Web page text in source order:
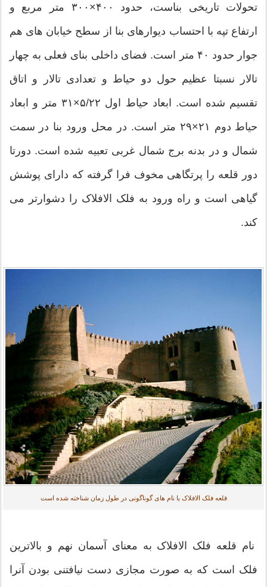
تحولات تاریخی بناست، حدود ۴۰۰×۳۰۰ متر مربع و
ارتفاع تپه با احتساب دیوارهای بنا از سطح خیابان های هم
جوار حدود ۴۰ متر است. فضای داخلی بنای فعلی به چهار
تالار نسبتا عظیم حول دو حیاط و تعدادی تالار و اتاق
تقسيم شده است. ابعاد حیاط اول ۵/۲۲×۳۱ متر و ابعاد
حیاط دوم ۲۱×۲۹ متر است. در محل ورود بنا در سمت
شمال و در بدنه برج شمال غربی تعبیه شده است. دورتا
دور قلعه را پرتگاهی مخوف فرا گرفته که دارای پوشش
گیاهی است و راه ورود به فلک الافلاک را دشوارتر می
کند.
قلعه فلک الافلاک با نام های گوناگونی در طول زمان شناخته شده است
نام قلعه فلک الافلاک به معنای آسمان نهم و بالاترین
فلک است که به صورت مجازی دست نیافتنی بودن آنرا